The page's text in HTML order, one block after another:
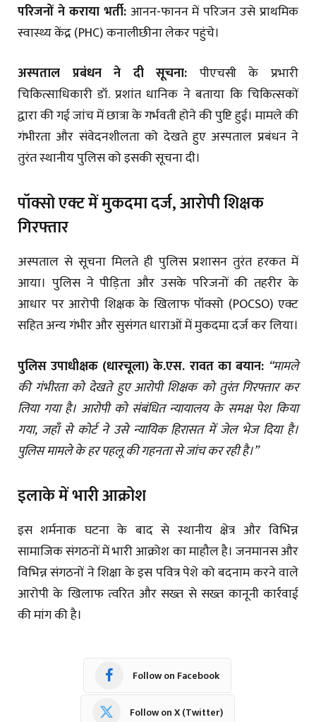
परिजनों ने कराया भर्ती:आनन-फानन में परिजन उसे प्राथमिक
स्वास्थ्य केंद्र (PHC) कनालीछीना लेकर पहुंचे।
अस्पताल प्रबंधन ने दी सूचना: पीएचसी के प्रभारी
चिकित्साधिकारी डॉ. प्रशांत धानिक ने बताया कि चिकित्सकों
द्वारा की गई जांच में छात्रा के गर्भवती होने की पुष्टि हुई। मामले की
गंभीरता और संवेदनशीलता को देखते हुए अस्पताल प्रबंधन ने
तुरंत स्थानीय पुलिस को इसकी सूचना दी।
पॉक्सो एक्ट में मुकदमा दर्ज, आरोपी शिक्षक
गिरफ्तार
अस्पताल से सूचना मिलते ही पुलिस प्रशासन तुरंत हरकत में
आया। पुलिस ने पीड़िता और उसके परिजनों की तहरीर के
आधार पर आरोपी शिक्षक के खिलाफ पॉक्सो (POCSO) एक्ट
सहित अन्य गंभीर और सुसंगत धाराओं में मुकदमा दर्ज कर लिया।
पुलिस उपाधीक्षक (धारचूला) के.एस. रावत का बयान: “मामले
की गंभीरता को देखते हुए आरोपी शिक्षक को तुरंत गिरफ्तार कर
लिया गया है। आरोपी को संबंधित न्यायालय के समक्ष पेश किया
गया, जहाँ से कोर्ट ने उसे न्यायिक हिरासत में जेल भेज दिया है।
पुलिस मामले के हर पहलू की गहनता से जांच कर रही है।”
इलाके में भारी आक्रोश
इस शर्मनाक घटना के बाद से स्थानीय क्षेत्र और विभिन्न
सामाजिक संगठनों में भारी आक्रोश का माहौल है। जनमानस और
विभिन्न संगठनों ने शिक्षा के इस पवित्र पेशे को बदनाम करने वाले
आरोपी के खिलाफ त्वरित और सख्त से सख्त कानूनी कार्रवाई
की मांग की है।
Follow on Facebook
Follow on X (Twitter)